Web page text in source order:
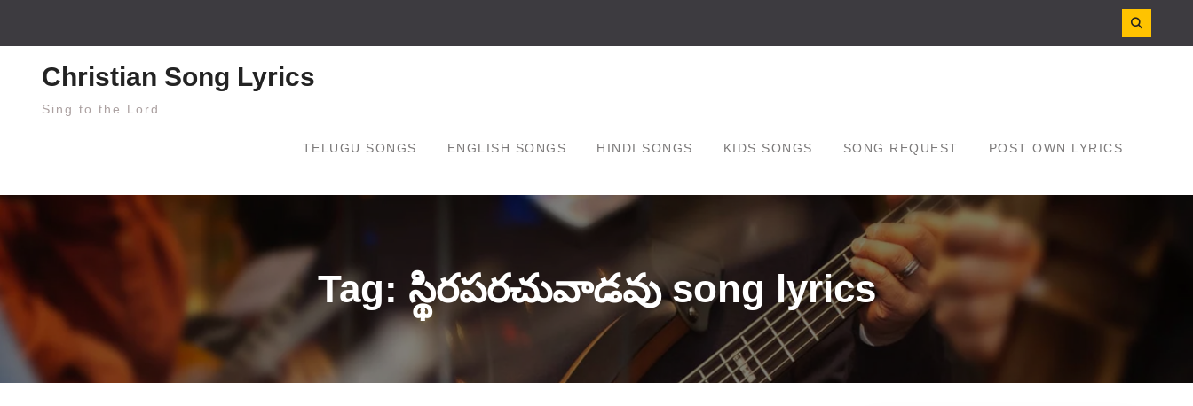
Christian Song Lyrics
Sing to the Lord
TELUGU SONGS ENGLISH SONGS HINDI SONGS KIDS SONGS SONG REQUEST POST OWN LYRICS
Tag: స్థిరపరచువాడవు song lyrics